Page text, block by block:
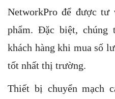
NetworkPro để được tư
phẩm. Đặc biệt,
khách hàng khi mua số
tốt nhất thị trường.
Thiết bị chuyển mạch